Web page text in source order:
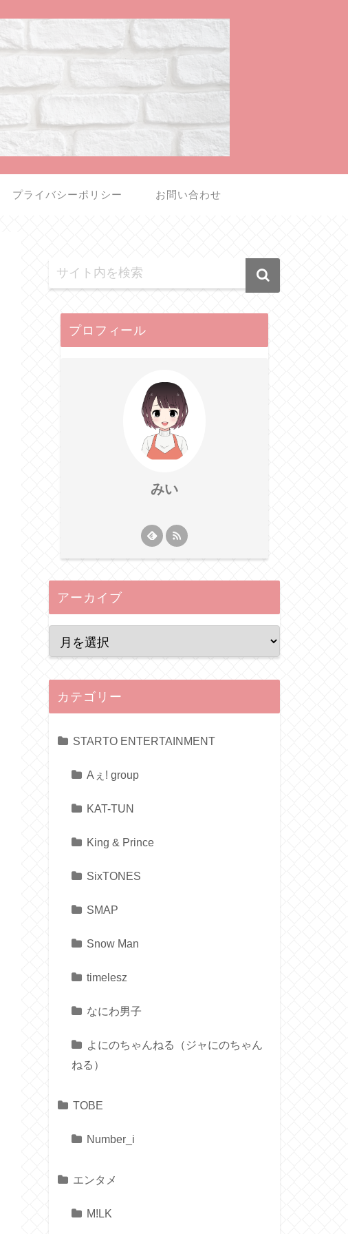
プライバシーポリシー お問い合わせ
プロフィール
みい
アーカイブ
カテゴリー
STARTO ENTERTAINMENT
Aぇ! group
KAT-TUN
King & Prince
SixTONES
SMAP
Snow Man
timelesz
なにわ男子
よにのちゃんねる（ジャにのちゃん
ねる）
TOBE
Number_i
エンタメ
M!LK